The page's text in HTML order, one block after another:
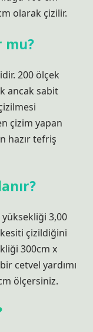
olarak çizilir.
mu?
200 ölçek
ancak sabit
çizim yapan
hazır tefriş
yüksekliği 3,00
çizildiğini
300cm x
cetvel yardımı
ölçersiniz.